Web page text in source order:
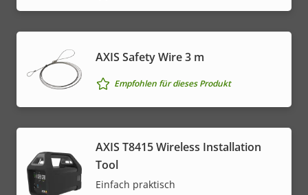
AXIS Safety Wire 3 m
Empfohlen für dieses Produkt
AXIS T8415 Wireless Installation
Tool
Einfach praktisch